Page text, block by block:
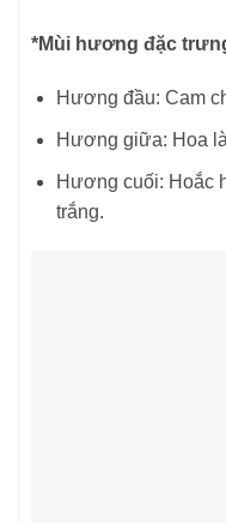
*Mùi hương đặc
Hương đầu: Cam
Hương giữa: Hoa
Hương cuối: Hoắc
trắng.